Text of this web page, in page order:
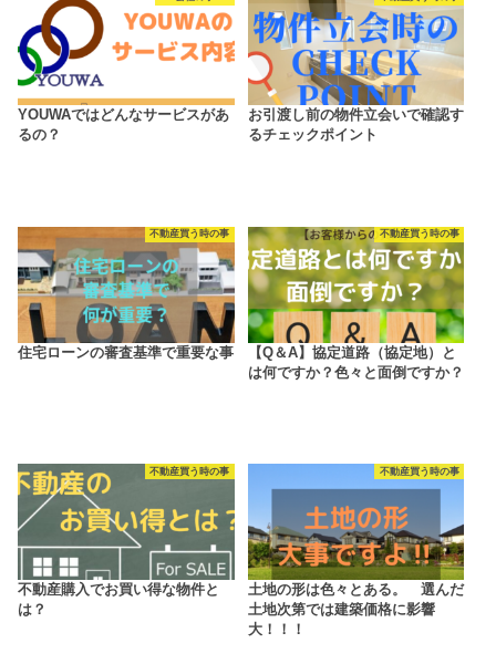
YOUWAではどんなサービスがあ
るの？
お引渡し前の物件立会いで確認す
るチェックポイント
不動産買う時の事
住宅ローンの審査基準で重要な事
不動産買う時の事
【Q＆A】協定道路（協定地）と
は何ですか？色々と面倒ですか？
不動産買う時の事
不動産購入でお買い得な物件と
は？
不動産買う時の事
土地の形は色々とある。 選んだ
土地次第では建築価格に影響
大！！！